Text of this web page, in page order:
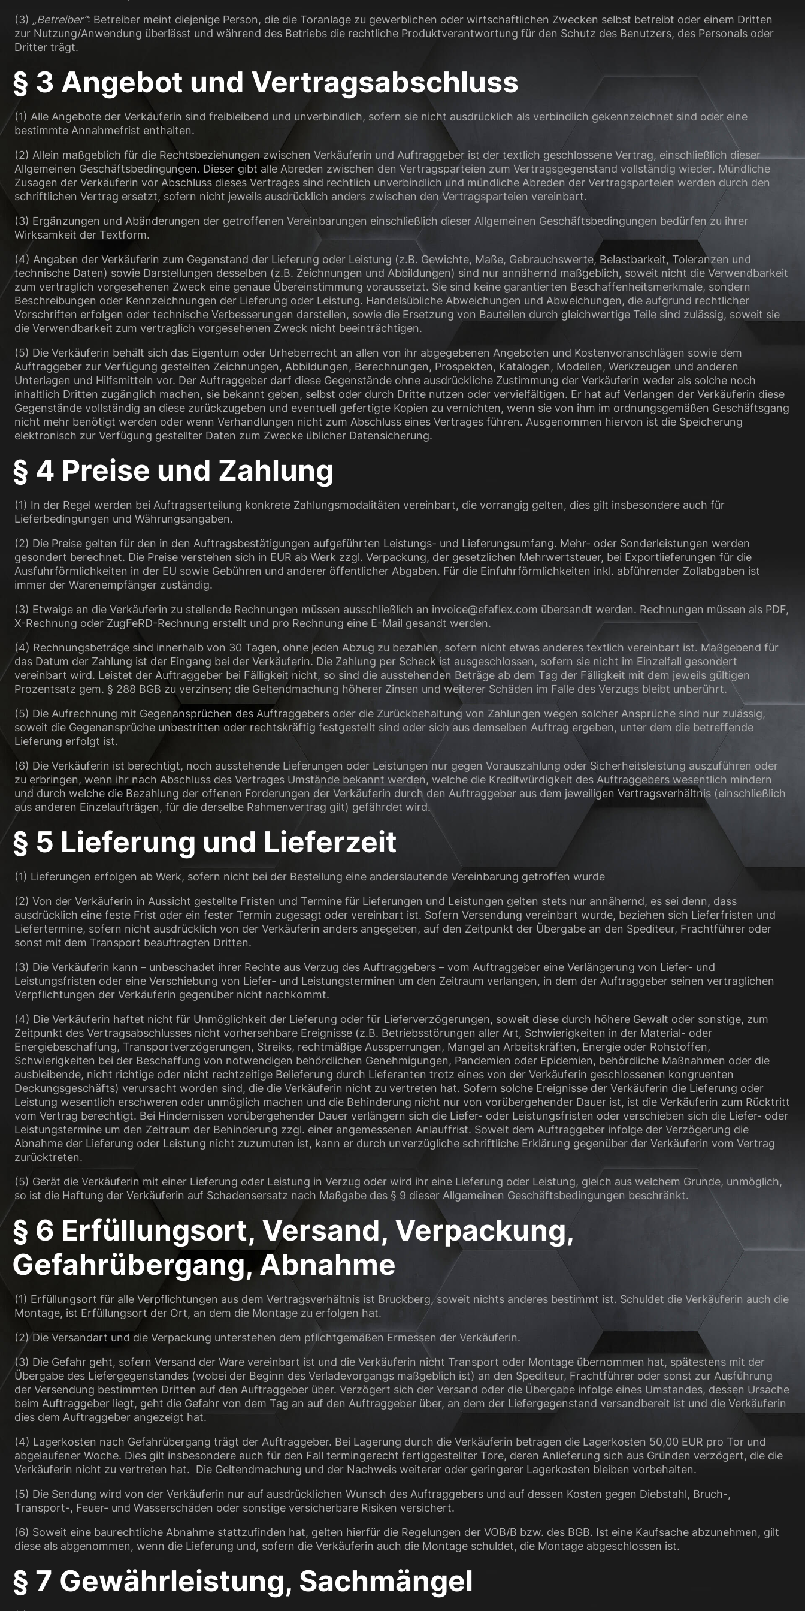
(3) „Betreiber“: Betreiber meint diejenige Person, die die Toranlage zu gewerblichen oder wirtschaftlichen Zwecken selbst betreibt oder einem Dritten
zur Nutzung/Anwendung überlässt und während des Betriebs die rechtliche Produktverantwortung für den Schutz des Benutzers, des Personals oder
Dritter trägt.
§ 3 Angebot und Vertragsabschluss
(1) Alle Angebote der Verkäuferin sind freibleibend und unverbindlich, sofern sie nicht ausdrücklich als verbindlich gekennzeichnet sind oder eine
bestimmte Annahmefrist enthalten.
(2) Allein maßgeblich für die Rechtsbeziehungen zwischen Verkäuferin und Auftraggeber ist der textlich geschlossene Vertrag, einschließlich dieser
Allgemeinen Geschäftsbedingungen. Dieser gibt alle Abreden zwischen den Vertragsparteien zum Vertragsgegenstand vollständig wieder. Mündliche
Zusagen der Verkäuferin vor Abschluss dieses Vertrages sind rechtlich unverbindlich und mündliche Abreden der Vertragsparteien werden durch den
schriftlichen Vertrag ersetzt, sofern nicht jeweils ausdrücklich anders zwischen den Vertragsparteien vereinbart.
(3) Ergänzungen und Abänderungen der getroffenen Vereinbarungen einschließlich dieser Allgemeinen Geschäftsbedingungen bedürfen zu ihrer
Wirksamkeit der Textform.
(4) Angaben der Verkäuferin zum Gegenstand der Lieferung oder Leistung (z.B. Gewichte, Maße, Gebrauchswerte, Belastbarkeit, Toleranzen und
technische Daten) sowie Darstellungen desselben (z.B. Zeichnungen und Abbildungen) sind nur annähernd maßgeblich, soweit nicht die Verwendbarkeit
zum vertraglich vorgesehenen Zweck eine genaue Übereinstimmung voraussetzt. Sie sind keine garantierten Beschaffenheitsmerkmale, sondern
Beschreibungen oder Kennzeichnungen der Lieferung oder Leistung. Handelsübliche Abweichungen und Abweichungen, die aufgrund rechtlicher
Vorschriften erfolgen oder technische Verbesserungen darstellen, sowie die Ersetzung von Bauteilen durch gleichwertige Teile sind zulässig, soweit sie
die Verwendbarkeit zum vertraglich vorgesehenen Zweck nicht beeinträchtigen.
(5) Die Verkäuferin behält sich das Eigentum oder Urheberrecht an allen von ihr abgegebenen Angeboten und Kostenvoranschlägen sowie dem
Auftraggeber zur Verfügung gestellten Zeichnungen, Abbildungen, Berechnungen, Prospekten, Katalogen, Modellen, Werkzeugen und anderen
Unterlagen und Hilfsmitteln vor. Der Auftraggeber darf diese Gegenstände ohne ausdrückliche Zustimmung der Verkäuferin weder als solche noch
inhaltlich Dritten zugänglich machen, sie bekannt geben, selbst oder durch Dritte nutzen oder vervielfältigen. Er hat auf Verlangen der Verkäuferin diese
Gegenstände vollständig an diese zurückzugeben und eventuell gefertigte Kopien zu vernichten, wenn sie von ihm im ordnungsgemäßen Geschäftsgang
nicht mehr benötigt werden oder wenn Verhandlungen nicht zum Abschluss eines Vertrages führen. Ausgenommen hiervon ist die Speicherung
elektronisch zur Verfügung gestellter Daten zum Zwecke üblicher Datensicherung.
§ 4 Preise und Zahlung
(1) In der Regel werden bei Auftragserteilung konkrete Zahlungsmodalitäten vereinbart, die vorrangig gelten, dies gilt insbesondere auch für
Lieferbedingungen und Währungsangaben.
(2) Die Preise gelten für den in den Auftragsbestätigungen aufgeführten Leistungs- und Lieferungsumfang. Mehr- oder Sonderleistungen werden
gesondert berechnet. Die Preise verstehen sich in EUR ab Werk zzgl. Verpackung, der gesetzlichen Mehrwertsteuer, bei Exportlieferungen für die
Ausfuhrförmlichkeiten in der EU sowie Gebühren und anderer öffentlicher Abgaben. Für die Einfuhrförmlichkeiten inkl. abführender Zollabgaben ist
immer der Warenempfänger zuständig.
(3) Etwaige an die Verkäuferin zu stellende Rechnungen müssen ausschließlich an invoice@efaflex.com übersandt werden. Rechnungen müssen als PDF,
X-Rechnung oder ZugFeRD-Rechnung erstellt und pro Rechnung eine E-Mail gesandt werden.
(4) Rechnungsbeträge sind innerhalb von 30 Tagen, ohne jeden Abzug zu bezahlen, sofern nicht etwas anderes textlich vereinbart ist. Maßgebend für
das Datum der Zahlung ist der Eingang bei der Verkäuferin. Die Zahlung per Scheck ist ausgeschlossen, sofern sie nicht im Einzelfall gesondert
vereinbart wird. Leistet der Auftraggeber bei Fälligkeit nicht, so sind die ausstehenden Beträge ab dem Tag der Fälligkeit mit dem jeweils gültigen
Prozentsatz gem. § 288 BGB zu verzinsen; die Geltendmachung höherer Zinsen und weiterer Schäden im Falle des Verzugs bleibt unberührt.
(5) Die Aufrechnung mit Gegenansprüchen des Auftraggebers oder die Zurückbehaltung von Zahlungen wegen solcher Ansprüche sind nur zulässig,
soweit die Gegenansprüche unbestritten oder rechtskräftig festgestellt sind oder sich aus demselben Auftrag ergeben, unter dem die betreffende
Lieferung erfolgt ist.
(6) Die Verkäuferin ist berechtigt, noch ausstehende Lieferungen oder Leistungen nur gegen Vorauszahlung oder Sicherheitsleistung auszuführen oder
zu erbringen, wenn ihr nach Abschluss des Vertrages Umstände bekannt werden, welche die Kreditwürdigkeit des Auftraggebers wesentlich mindern
und durch welche die Bezahlung der offenen Forderungen der Verkäuferin durch den Auftraggeber aus dem jeweiligen Vertragsverhältnis (einschließlich
aus anderen Einzelaufträgen, für die derselbe Rahmenvertrag gilt) gefährdet wird.
§ 5 Lieferung und Lieferzeit
(1) Lieferungen erfolgen ab Werk, sofern nicht bei der Bestellung eine anderslautende Vereinbarung getroffen wurde
(2) Von der Verkäuferin in Aussicht gestellte Fristen und Termine für Lieferungen und Leistungen gelten stets nur annähernd, es sei denn, dass
ausdrücklich eine feste Frist oder ein fester Termin zugesagt oder vereinbart ist. Sofern Versendung vereinbart wurde, beziehen sich Lieferfristen und
Liefertermine, sofern nicht ausdrücklich von der Verkäuferin anders angegeben, auf den Zeitpunkt der Übergabe an den Spediteur, Frachtführer oder
sonst mit dem Transport beauftragten Dritten.
(3) Die Verkäuferin kann – unbeschadet ihrer Rechte aus Verzug des Auftraggebers – vom Auftraggeber eine Verlängerung von Liefer- und
Leistungsfristen oder eine Verschiebung von Liefer- und Leistungsterminen um den Zeitraum verlangen, in dem der Auftraggeber seinen vertraglichen
Verpflichtungen der Verkäuferin gegenüber nicht nachkommt.
(4) Die Verkäuferin haftet nicht für Unmöglichkeit der Lieferung oder für Lieferverzögerungen, soweit diese durch höhere Gewalt oder sonstige, zum
Zeitpunkt des Vertragsabschlusses nicht vorhersehbare Ereignisse (z.B. Betriebsstörungen aller Art, Schwierigkeiten in der Material- oder
Energiebeschaffung, Transportverzögerungen, Streiks, rechtmäßige Aussperrungen, Mangel an Arbeitskräften, Energie oder Rohstoffen,
Schwierigkeiten bei der Beschaffung von notwendigen behördlichen Genehmigungen, Pandemien oder Epidemien, behördliche Maßnahmen oder die
ausbleibende, nicht richtige oder nicht rechtzeitige Belieferung durch Lieferanten trotz eines von der Verkäuferin geschlossenen kongruenten
Deckungsgeschäfts) verursacht worden sind, die die Verkäuferin nicht zu vertreten hat. Sofern solche Ereignisse der Verkäuferin die Lieferung oder
Leistung wesentlich erschweren oder unmöglich machen und die Behinderung nicht nur von vorübergehender Dauer ist, ist die Verkäuferin zum Rücktritt
vom Vertrag berechtigt. Bei Hindernissen vorübergehender Dauer verlängern sich die Liefer- oder Leistungsfristen oder verschieben sich die Liefer- oder
Leistungstermine um den Zeitraum der Behinderung zzgl. einer angemessenen Anlauffrist. Soweit dem Auftraggeber infolge der Verzögerung die
Abnahme der Lieferung oder Leistung nicht zuzumuten ist, kann er durch unverzügliche schriftliche Erklärung gegenüber der Verkäuferin vom Vertrag
zurücktreten.
(5) Gerät die Verkäuferin mit einer Lieferung oder Leistung in Verzug oder wird ihr eine Lieferung oder Leistung, gleich aus welchem Grunde, unmöglich,
so ist die Haftung der Verkäuferin auf Schadensersatz nach Maßgabe des § 9 dieser Allgemeinen Geschäftsbedingungen beschränkt.
§ 6 Erfüllungsort, Versand, Verpackung,
Gefahrübergang, Abnahme
(1) Erfüllungsort für alle Verpflichtungen aus dem Vertragsverhältnis ist Bruckberg, soweit nichts anderes bestimmt ist. Schuldet die Verkäuferin auch die
Montage, ist Erfüllungsort der Ort, an dem die Montage zu erfolgen hat.
(2) Die Versandart und die Verpackung unterstehen dem pflichtgemäßen Ermessen der Verkäuferin.
(3) Die Gefahr geht, sofern Versand der Ware vereinbart ist und die Verkäuferin nicht Transport oder Montage übernommen hat, spätestens mit der
Übergabe des Liefergegenstandes (wobei der Beginn des Verladevorgangs maßgeblich ist) an den Spediteur, Frachtführer oder sonst zur Ausführung
der Versendung bestimmten Dritten auf den Auftraggeber über. Verzögert sich der Versand oder die Übergabe infolge eines Umstandes, dessen Ursache
beim Auftraggeber liegt, geht die Gefahr von dem Tag an auf den Auftraggeber über, an dem der Liefergegenstand versandbereit ist und die Verkäuferin
dies dem Auftraggeber angezeigt hat.
(4) Lagerkosten nach Gefahrübergang trägt der Auftraggeber. Bei Lagerung durch die Verkäuferin betragen die Lagerkosten 50,00 EUR pro Tor und
abgelaufener Woche. Dies gilt insbesondere auch für den Fall termingerecht fertiggestellter Tore, deren Anlieferung sich aus Gründen verzögert, die die
Verkäuferin nicht zu vertreten hat. Die Geltendmachung und der Nachweis weiterer oder geringerer Lagerkosten bleiben vorbehalten.
(5) Die Sendung wird von der Verkäuferin nur auf ausdrücklichen Wunsch des Auftraggebers und auf dessen Kosten gegen Diebstahl, Bruch-,
Transport-, Feuer- und Wasserschäden oder sonstige versicherbare Risiken versichert.
(6) Soweit eine baurechtliche Abnahme stattzufinden hat, gelten hierfür die Regelungen der VOB/B bzw. des BGB. Ist eine Kaufsache abzunehmen, gilt
diese als abgenommen, wenn die Lieferung und, sofern die Verkäuferin auch die Montage schuldet, die Montage abgeschlossen ist.
§ 7 Gewährleistung, Sachmängel
Essenzielle Cookies ermöglichen grundlegende Funktionen und sind für die einwandfreie Funktion der Website erforderlich.
Statistik Cookies erfassen Informationen anonym. Diese Informationen helfen uns zu verstehen, wie unsere Besucher unsere
Cookie-Informationen anzeigen
Inhalte von Videoplattformen und Social-Media-Plattformen werden standardmäßig blockiert. Wenn Cookies von externen
Medien akzeptiert werden, bedarf der Zugriff auf diese Inhalte keiner manuellen Einwilligung mehr.
Cookie-Informationen anzeigen